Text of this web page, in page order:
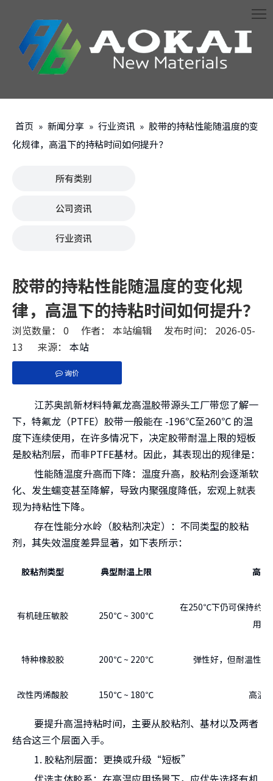
首页 » 新闻分享 » 行业资讯 » 胶带的持粘性能随温度的变
化规律，高温下的持粘时间如何提升？
所有类别
公司资讯
行业资讯
胶带的持粘性能随温度的变化规
律，高温下的持粘时间如何提升？
浏览数量： 0 作者： 本站编辑 发布时间： 2026-05-
13 来源： 本站
询价
江苏奥凯新材料特氟龙高温胶带源头工厂带您了解一
下，特氟龙（PTFE）胶带一般能在 -196℃至260℃ 的温
度下连续使用，在许多情况下，决定胶带耐温上限的短板
是胶粘剂层，而非PTFE基材。因此，其表现出的规律是：
性能随温度升高而下降：温度升高，胶粘剂会逐渐软
化、发生蠕变甚至降解，导致内聚强度降低，宏观上就表
现为持粘性下降。
存在性能分水岭（胶粘剂决定）：不同类型的胶粘
剂，其失效温度差异显著，如下表所示：
胶粘剂类型 典型耐温上限 高温
有机硅压敏胶 250℃ ~ 300℃
在250℃下仍可保持约
用的
特种橡胶胶 200℃ ~ 220℃ 弹性好，但耐温性
改性丙烯酸胶 150℃ ~ 180℃ 高温
要提升高温持粘时间，主要从胶粘剂、基材以及两者
结合这三个层面入手。
1. 胶粘剂层面：更换或升级“短板”